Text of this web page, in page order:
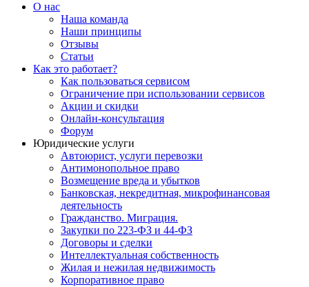
О нас
Наша команда
Наши принципы
Отзывы
Статьи
Как это работает?
Как пользоваться сервисом
Ограничение при использовании сервисов
Акции и скидки
Онлайн-консультация
Форум
Юридические услуги
Автоюрист, услуги перевозки
Антимонопольное право
Возмещение вреда и убытков
Банковская, некредитная, микрофинансовая
деятельность
Гражданство. Миграция.
Закупки по 223-ФЗ и 44-ФЗ
Договоры и сделки
Интеллектуальная собственность
Жилая и нежилая недвижимость
Корпоративное право